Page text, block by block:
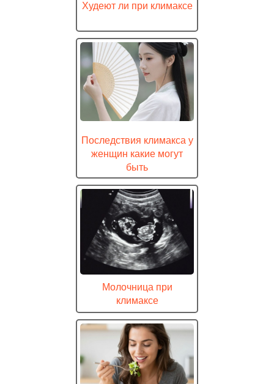
Худеют ли при климаксе
Последствия климакса у
женщин какие могут
быть
Молочница при
климаксе